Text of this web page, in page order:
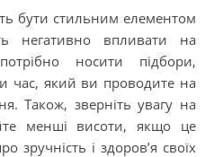
бути стильним елементом
негативно впливати на
носити підбори,
час, який ви проводите на
Також, зверніть увагу на
менші висоти, якщо це
зручність і здоров’я своїх